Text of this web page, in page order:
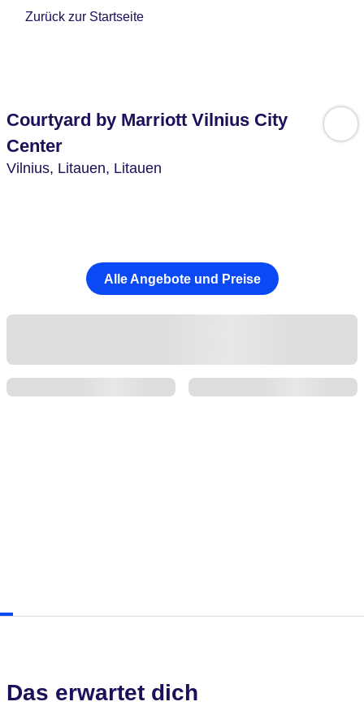
Zurück zur Startseite
Courtyard by Marriott Vilnius City
Center
Vilnius, Litauen, Litauen
Alle Angebote und Preise
Das erwartet dich